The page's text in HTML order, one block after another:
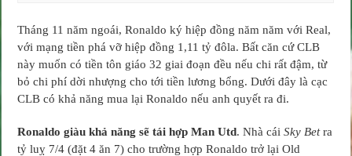
Tháng 11 năm ngoái, Ronaldo ký hiệp đồng năm năm với Real,
với mạng tiền phá vỡ hiệp đồng 1,11 tỷ đôla. Bất căn cứ CLB
này muốn có tiền tôn giáo 32 giai đoạn đều nếu chi rất đậm, từ
bỏ chi phí dời nhượng cho tới tiền lương bổng. Dưới đây là cạc
CLB có khả năng mua lại Ronaldo nếu anh quyết ra đi.
Ronaldo giàu khả năng sẽ tái hợp Man Utd. Nhà cáiSky Betra
tỷ luỵ 7/4 (đặt 4 ăn 7) cho trường hợp Ronaldo trở lại Old